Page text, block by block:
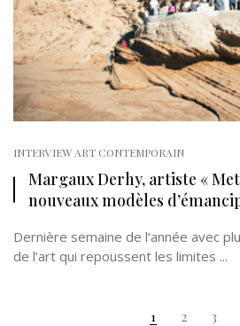
INTERVIEW ART CONTEMPORAIN
Margaux Derhy, artiste «
nouveaux modèles
Dernière semaine de l’année avec
de l’art qui repoussent les limites ...
1 2 3